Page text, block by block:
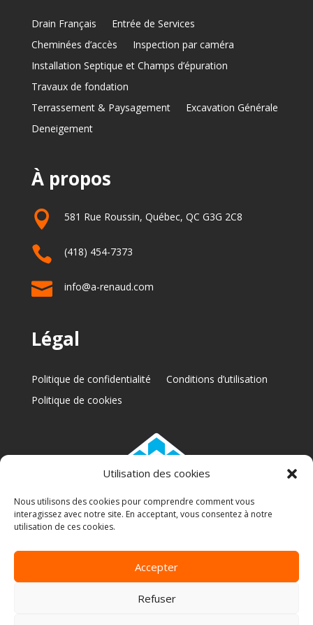
Utilisation des cookies
Nous utilisons des cookies pour comprendre comment vous
interagissez avec notre site. En acceptant, vous consentez à notre
utilisation de ces cookies.
Accepter
Refuser
Drain Français
Entrée de Services
Cheminées d’accès
Inspection par caméra
Installation Septique et Champs d’épuration
Travaux de fondation
Terrassement & Paysagement
Excavation Générale
Deneigement
À propos
 581 Rue Roussin, Québec, QC G3G 2C8
 (418) 454-7373
 info@a-renaud.com
Légal
Politique de confidentialité
Conditions d’utilisation
Politique de cookies
RBQ: 5772-6317-01
Copyright 2025 © A Renaud | Conception web par
M2Tech Solutions